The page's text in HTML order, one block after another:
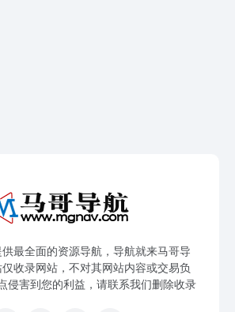
最全面的资源导航，导航就来马哥导
收录网站，不对其网站内容或交易负
侵害到您的利益，请联系我们删除收录